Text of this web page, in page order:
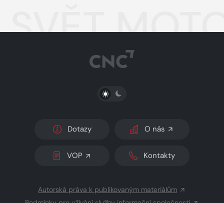
SVĚT
PŘEPNOUT SVĚTLÝ/TMAVÝ REŽIM
Dotazy O nás
VOP Kontakty
Autorská práva k publikovaným materiálům